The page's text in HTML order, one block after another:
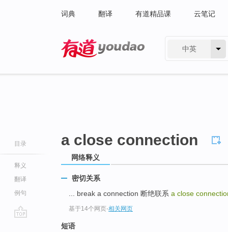
词典 翻译 有道精品课 云笔记
中英
目录
释义
翻译
例句
a close connection
网络释义
密切关系
... break a connection 断绝联系 a close
基于14个网页-相关网页
短语